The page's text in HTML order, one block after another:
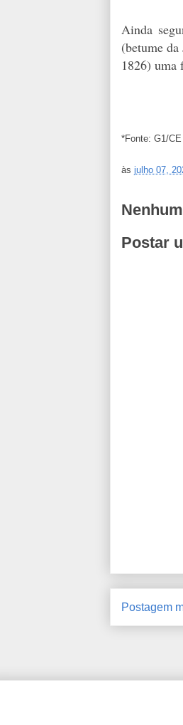
Ainda
(betume
1826) uma
*Fonte: G1/CE
às julho 07,
Postar
Postagem